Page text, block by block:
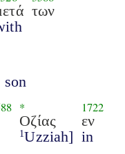
των
son
*
Οζίας
1Uzziah]
1722
εν
in